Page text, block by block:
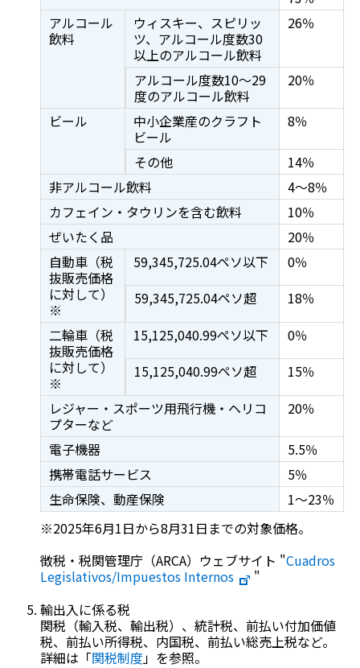
アルコール
飲料
ウィスキー、スピリッ
ツ、アルコール度数30
以上のアルコール飲料
26％
アルコール度数10～29
度のアルコール飲料
20％
ビール
中小企業産のクラフト
ビール
8％
その他
14％
非アルコール飲料
4～8％
カフェイン・タウリンを含む飲料
10％
ぜいたく品
20％
自動車（税
抜販売価格
に対して）
※
59,345,725.04ペソ以下
0％
59,345,725.04ペソ超
18％
二輪車（税
抜販売価格
に対して）
※
15,125,040.99ペソ以下
0％
15,125,040.99ペソ超
15％
レジャー・スポーツ用飛行機・ヘリコ
プターなど
20％
電子機器
5.5％
携帯電話サービス
5％
生命保険、動産保険
1～23％
※2025年6月1日から8月31日までの対象価格。
徴税・税関管理庁（ARCA）ウェブサイト "Cuadros
Legislativos/Impuestos Internos
"
輸出入に係る税
関税（輸入税、輸出税）、統計税、前払い付加価値
税、前払い所得税、内国税、前払い総売上税など。
詳細は「関税制度 」を参照。